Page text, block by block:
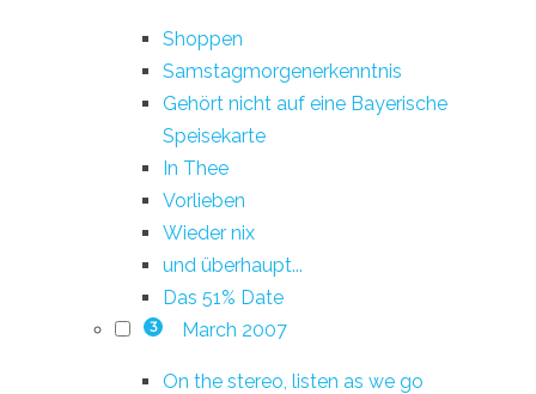
Shoppen
Samstagmorgenerkenntnis
Gehört nicht auf eine Bayerische
Speisekarte
In Thee
Vorlieben
Wieder nix
und überhaupt...
Das 51% Date
3 March 2007
On the stereo, listen as we go